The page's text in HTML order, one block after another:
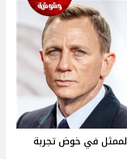
في خوض تجربة